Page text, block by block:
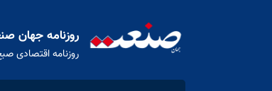
روزنامه جهان
روزنامه اقتصادی